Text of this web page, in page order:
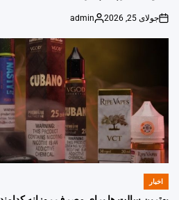
on
جولای 25, 2026
Posted
admin
POSTED
اخبار